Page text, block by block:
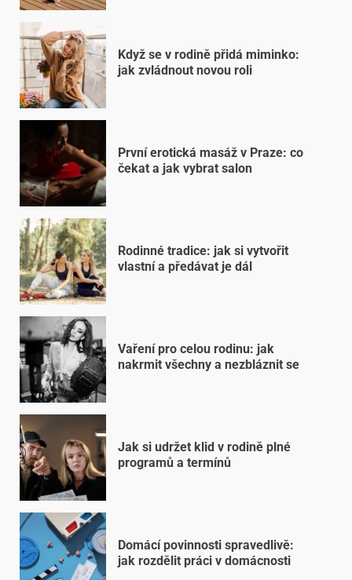
Když se v rodině přidá miminko:
jak zvládnout novou roli
První erotická masáž v Praze: co
čekat a jak vybrat salon
Rodinné tradice: jak si vytvořit
vlastní a předávat je dál
Vaření pro celou rodinu: jak
nakrmit všechny a nezbláznit se
Jak si udržet klid v rodině plné
programů a termínů
Domácí povinnosti spravedlivě:
jak rozdělit práci v domácnosti